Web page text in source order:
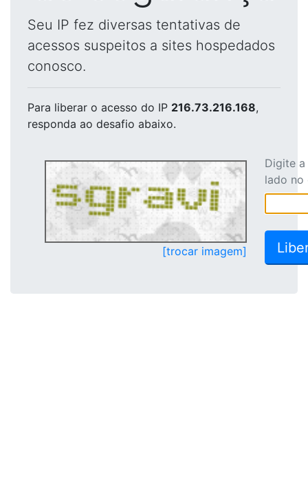
Seu IP fez diversas tentativas de
acessos suspeitos a sites hospedados
conosco.
Para liberar o acesso do IP 216.73.216.168,
responda ao desafio abaixo.
[trocar imagem]
Digite
lado no